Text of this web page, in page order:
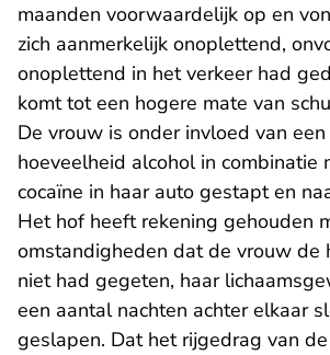
maanden voorwaardelijk op en
zich aanmerkelijk onoplettend,
onoplettend in het verkeer had
komt tot een hogere mate van
De vrouw is onder invloed van
hoeveelheid alcohol in combinatie
cocaïne in haar auto gestapt en
Het hof heeft rekening gehouden
omstandigheden dat de vrouw de
niet had gegeten, haar
een aantal nachten achter elkaar
geslapen. Dat het rijgedrag van